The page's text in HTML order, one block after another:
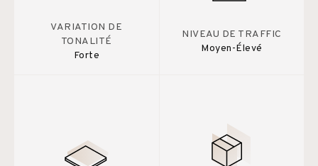
VARIATION DE
TONALITÉ
Forte
NIVEAU DE TRAFFIC
Moyen-Élevé